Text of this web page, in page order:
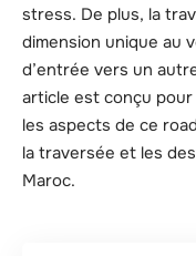
stress. De plus, la
dimension unique au
d’entrée vers un
article est conçu
les aspects de ce
la traversée et les
Maroc.